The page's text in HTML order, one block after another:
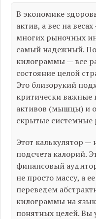
В экономике
актив, а вес на
многих рыночных
самый надежный.
килограммы — все
состояние целой
Это близорукий
критически важные
активов (мышцы) и
скрытые системные
Этот калькулятор —
подсчета калорий.
финансовый
не просто массу, а ее
переведем
килограммы на
понятных целей. Вы